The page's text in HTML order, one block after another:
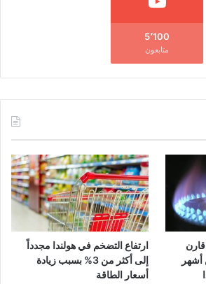
5٬100
متابعون
أشهر
ارتفاع التضخم في هولندا مجدداً
إلى أكثر من 3% بسبب زيادة
أسعار الطاقة